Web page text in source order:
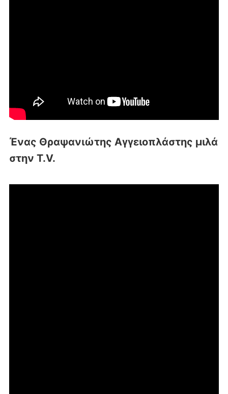
Ένας Θραψανιώτης Αγγειοπλάστης μιλά
στην T.V.